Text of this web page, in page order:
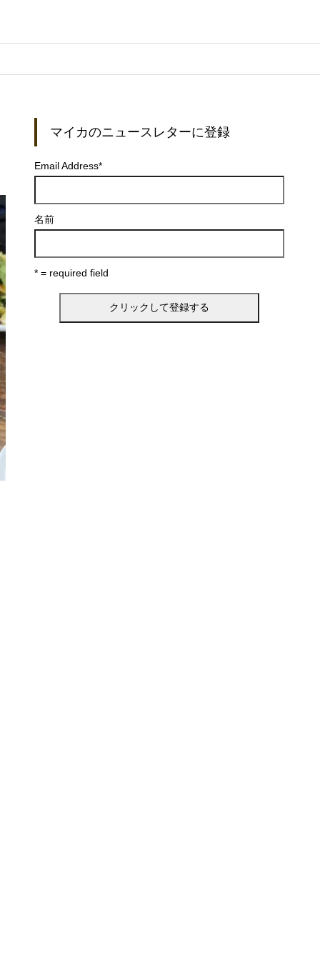
マイカのニュースレターに登録
Email Address*
名前
* = required field